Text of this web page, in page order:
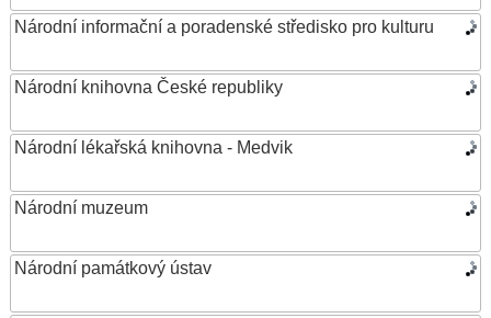
Národní informační a poradenské středisko pro kulturu
Národní knihovna České republiky
Národní lékařská knihovna - Medvik
Národní muzeum
Národní památkový ústav